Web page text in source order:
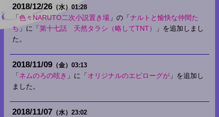
2018 12 26 （水） 01:28
「 色々NARUTO二次小説置き場 」の「 ナルトと愉快な仲間た
ち 」に「 第十七話 天然タラシ（略してTNT）
」を追加しまし
た。
2018 11 09 （金） 03:13
「 ネムのろの呟き 」に「 オリジナルのエピローグが 」を追加し
ました。
2018 11 07 （水） 23:02